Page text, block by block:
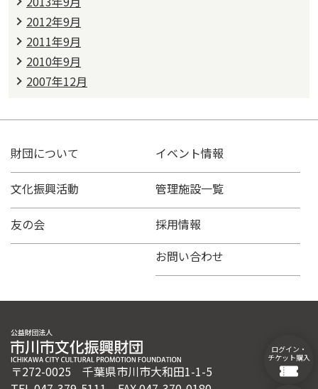
2012年9月
2011年9月
2010年9月
2007年12月
財団について イベント情報
文化振興活動 管理施設一覧
友の会
採用情報
お問い合わせ
ログイン・
チケット購入
〒272-0025 千葉県市川市大和田1-1-5